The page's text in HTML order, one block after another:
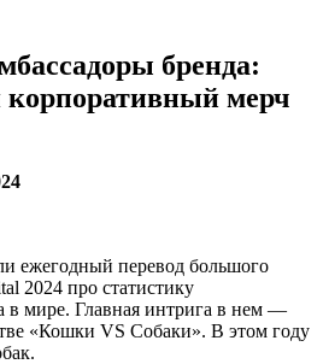
бренда:
мерч
ежегодный перевод большого
2024 про статистику
в мире. Главная интрига в нем —
«Кошки VS Собаки». В этом году